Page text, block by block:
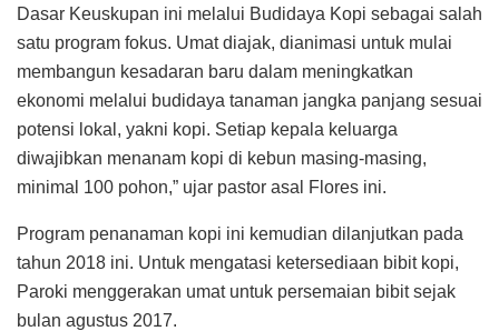
Dasar Keuskupan ini melalui Budidaya Kopi sebagai salah
satu program fokus. Umat diajak, dianimasi untuk mulai
membangun kesadaran baru dalam meningkatkan
ekonomi melalui budidaya tanaman jangka panjang sesuai
potensi lokal, yakni kopi. Setiap kepala keluarga
diwajibkan menanam kopi di kebun masing-masing,
minimal 100 pohon,” ujar pastor asal Flores ini.
Program penanaman kopi ini kemudian dilanjutkan pada
tahun 2018 ini. Untuk mengatasi ketersediaan bibit kopi,
Paroki menggerakan umat untuk persemaian bibit sejak
bulan agustus 2017.